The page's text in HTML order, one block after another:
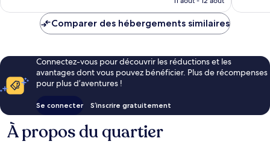
de
Comparer des hébergements similaires
Connectez-vous pour découvrir les réductions et les
avantages dont vous pouvez bénéficier. Plus de récompenses
pour plus d’aventures !
Se connecter S’inscrire gratuitement
À propos du quartier